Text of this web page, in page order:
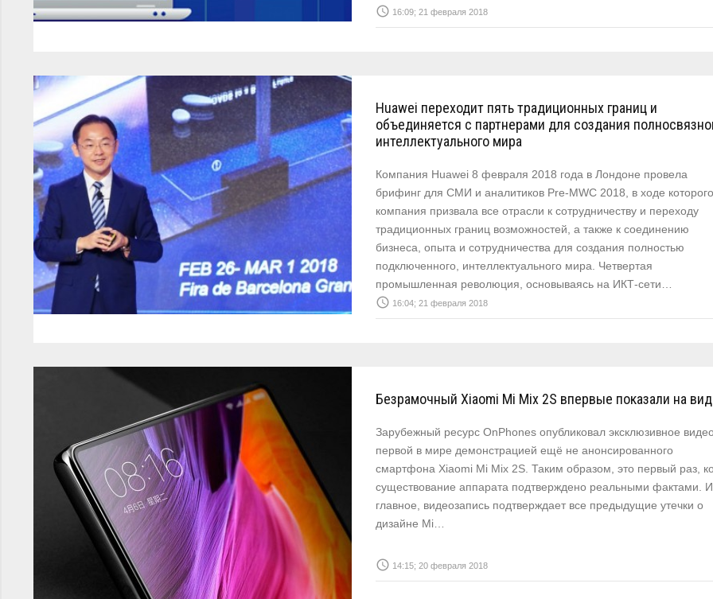
access_time 16:09; 21 февраля 2018
Huawei переходит пять традиционных границ и
объединяется с партнерами для создания
интеллектуального мира
Компания Huawei 8 февраля 2018 года в Лондоне провела
брифинг для СМИ и аналитиков Pre-MWC 2018, в ходе которого
компания призвала все отрасли к сотрудничеству и переходу
традиционных границ возможностей, а также к соединению
бизнеса, опыта и сотрудничества для создания полностью
подключенного, интеллектуального мира. Четвертая
промышленная революция, основываясь на ИКТ-сети…
access_time 16:04; 21 февраля 2018
Безрамочный Xiaomi Mi Mix 2S впервые показали на
Зарубежный ресурс OnPhones опубликовал эксклюзивное
первой в мире демонстрацией ещё не анонсированного
смартфона Xiaomi Mi Mix 2S. Таким образом, это первый раз,
существование аппарата подтверждено реальными фактами. И
главное, видеозапись подтверждает все предыдущие утечки о
дизайне Mi…
access_time 14:15; 20 февраля 2018